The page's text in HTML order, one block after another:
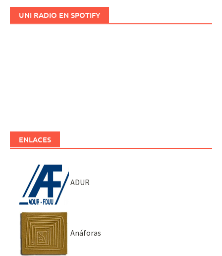
UNI RADIO EN SPOTIFY
ENLACES
ADUR
Anáforas